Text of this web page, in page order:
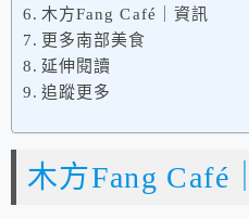
木方Fang Café｜資訊
更多南部美食
延伸閱讀
追蹤更多
木方Fang Café